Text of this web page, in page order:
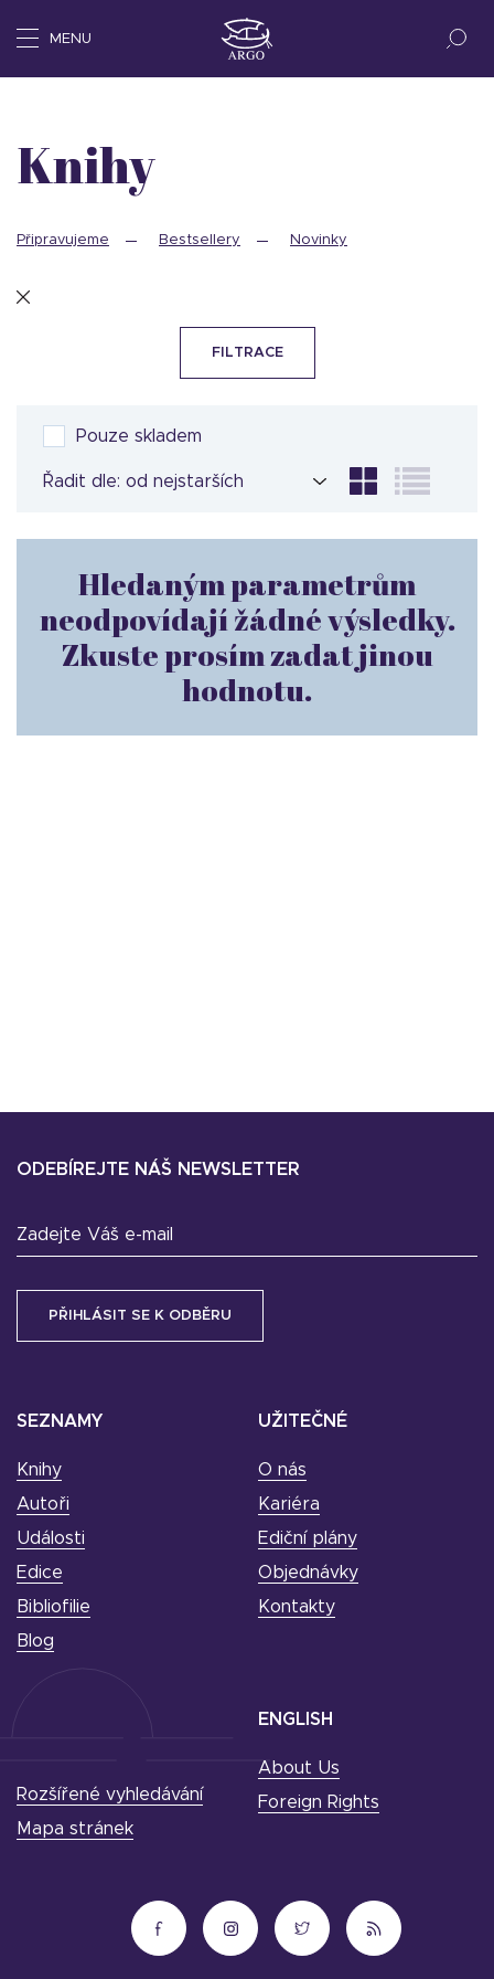
MENU
Knihy
Připravujeme Bestsellery Novinky
FILTRACE
Pouze skladem
Řadit dle:
Hledaným parametrům
neodpovídají žádné výsledky.
Zkuste prosím zadat jinou
hodnotu.
SEZNAMY
Knihy
Autoři
Události
Edice
Bibliofilie
Blog
UŽITEČNÉ
O nás
Kariéra
Ediční plány
Objednávky
Kontakty
ODEBÍREJTE NÁŠ NEWSLETTER
Zadejte Váš e-mail
ENGLISH
About Us
Foreign Rights
Rozšířené vyhledávání
Mapa stránek